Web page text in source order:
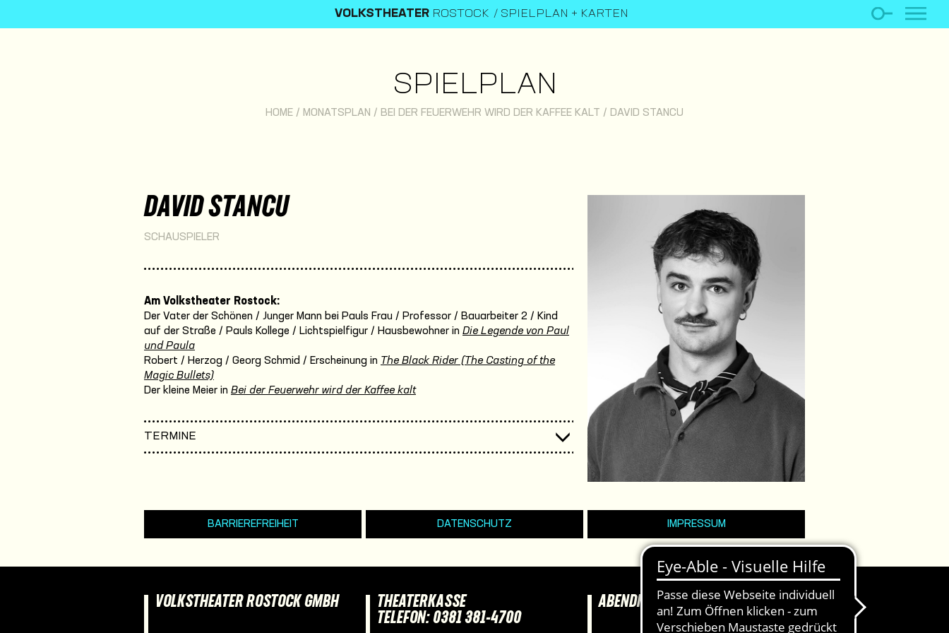
VOLKSTHEATER ROSTOCK SPIELPLAN + KARTEN
SPIELPLAN
HOME / MONATSPLAN / BEI DER FEUERWEHR WIRD DER KAFFEE KALT / DAVID STANCU
DAVID STANCU
SCHAUSPIELER
Am Volkstheater Rostock:
Der Vater der Schönen / Junger Mann bei Pauls Frau / Professor / Bauarbeiter 2 / Kind
auf der Straße / Pauls Kollege / Lichtspielfigur / Hausbewohner in Die Legende von Paul
und Paula
Robert / Herzog / Georg Schmid / Erscheinung in The Black Rider (The Casting of the
Magic Bullets)
Der kleine Meier in Bei der Feuerwehr wird der Kaffee kalt
TERMINE
BARRIEREFREIHEIT DATENSCHUTZ IMPRESSUM
VOLKSTHEATER ROSTOCK GMBH
THEATERKASSE
TELEFON: 0381 381-4700
ABENDKASSEN